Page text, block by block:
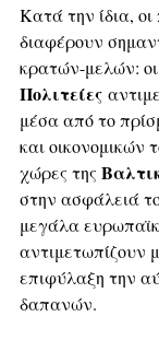
Κατά την ίδια, οι
διαφέρουν
κρατών-μελών: οι
Πολιτείες
μέσα από το
και οικονομικών
χώρες της
στην ασφάλειά
μεγάλα
αντιμετωπίζουν
επιφύλαξη την
δαπανών.